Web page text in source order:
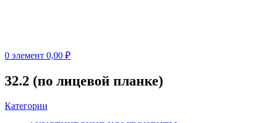
0 элемент 0,00 ₽
32.2 (по лицевой планке)
Категории